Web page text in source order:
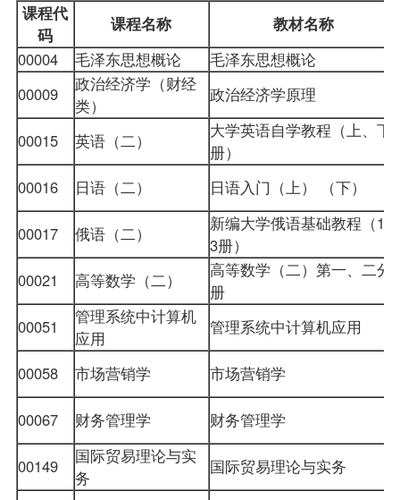
课程代
码
课程名称
教材名称
00004 毛泽东思想概论 毛泽东思想概论
00009 政治经济学（财经
类）
政治经济学原理
00015 英语（二）
大学英语自学教程（上、下
册）
00016 日语（二） 日语入门（上） （下）
00017 俄语（二）
新编大学俄语基础教程（1-
3册）
00021 高等数学（二）
高等数学（二）第一、二分
册
00051 管理系统中计算机
应用
管理系统中计算机应用
00058 市场营销学 市场营销学
00067 财务管理学 财务管理学
00149
国际贸易理论与实
务
国际贸易理论与实务